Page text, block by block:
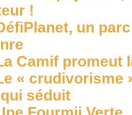
!
un
Camif promeut
« crudivorisme
séduit